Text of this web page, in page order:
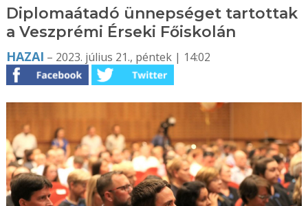
Diplomaátadó ünnepséget tartottak
a Veszprémi Érseki Főiskolán
HAZAI – 2023. július 21., péntek | 14:02